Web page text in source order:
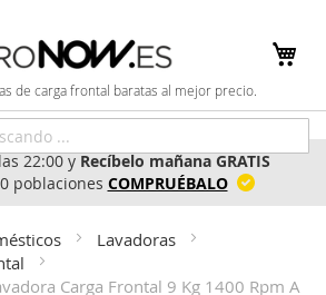
de carga frontal baratas al mejor precio.
22:00 yRecíbelo mañana GRATIS
poblaciones COMPRUÉBALO
Lavadoras
Carga Frontal 9 Kg 1400 Rpm A